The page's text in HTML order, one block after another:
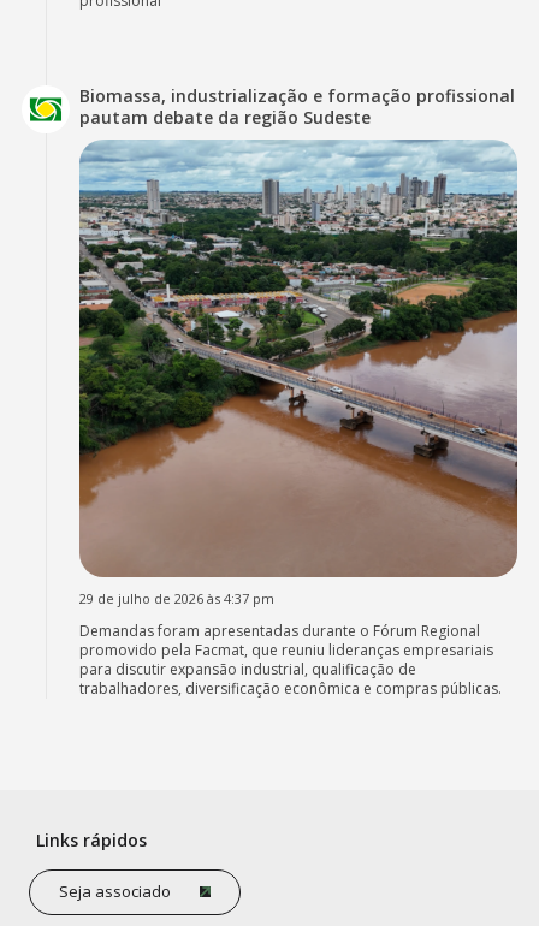
Biomassa, industrialização e formação profissional
pautam debate da região Sudeste
29 de julho de 2026 às 4:37 pm
Demandas foram apresentadas durante o Fórum Regional
promovido pela Facmat, que reuniu lideranças empresariais
para discutir expansão industrial, qualificação de
trabalhadores, diversificação econômica e compras públicas.
Links rápidos
Seja associado